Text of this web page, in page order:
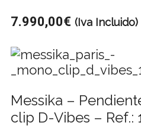
7.990,00€ (Iva Incluido)
Messika –
clip D-Vibes – Ref.: